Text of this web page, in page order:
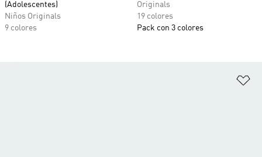
(Adolescentes)
Niños Originals
9 colores
Originals
19 colores
Pack con 3 colores